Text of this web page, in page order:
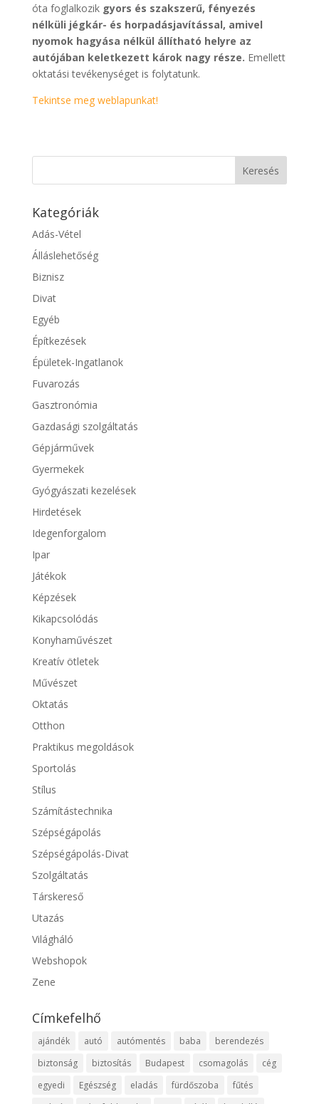
óta foglalkozikgyors és szakszerű, fényezés
nélküli jégkár- és horpadásjavítással, amivel
nyomok hagyása nélkül állítható helyre az
autójában keletkezett károk nagy része. Emellett
oktatási tevékenységet is folytatunk.
Tekintse meg weblapunkat!
Kategóriák
Adás-Vétel
Álláslehetőség
Biznisz
Divat
Egyéb
Építkezések
Épületek-Ingatlanok
Fuvarozás
Gasztronómia
Gazdasági szolgáltatás
Gépjárművek
Gyermekek
Gyógyászati kezelések
Hirdetések
Idegenforgalom
Ipar
Játékok
Képzések
Kikapcsolódás
Konyhaművészet
Kreatív ötletek
Művészet
Oktatás
Otthon
Praktikus megoldások
Sportolás
Stílus
Számítástechnika
Szépségápolás
Szépségápolás-Divat
Szolgáltatás
Társkereső
Utazás
Világháló
Webshopok
Zene
Címkefelhő
ajándék autó autómentés baba
berendezés
biztonság
biztosítás Budapest csomagolás
cég
egyedi
Egészség eladás fürdőszoba
fűtés